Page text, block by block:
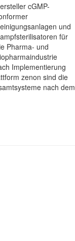
cGMP-
und
für
Pharma- und
Implementierung
zenon sind die
nach dem